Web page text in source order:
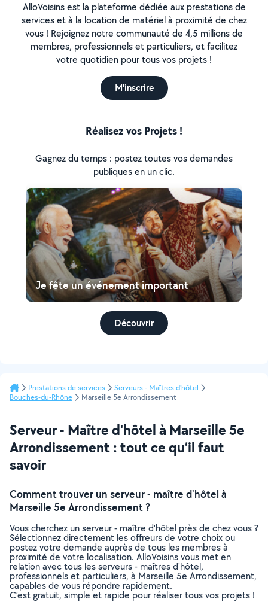
AlloVoisins est la plateforme dédiée aux prestations de
services et à la location de matériel à proximité de chez
vous ! Rejoignez notre communauté de 4,5 millions de
membres, professionnels et particuliers, et facilitez
votre quotidien pour tous vos projets !
M'inscrire
Réalisez vos Projets !
Gagnez du temps : postez toutes vos demandes
publiques en un clic.
Je fête un événement important
Découvrir
Prestations de services
Serveurs - Maîtres d'hôtel
Bouches-du-Rhône
Marseille 5e Arrondissement
Serveur - Maître d'hôtel à Marseille 5e
Arrondissement : tout ce qu’il faut
savoir
Comment trouver un serveur - maître d'hôtel à
Marseille 5e Arrondissement ?
Vous cherchez un serveur - maître d'hôtel près de chez vous ?
Sélectionnez directement les offreurs de votre choix ou
postez votre demande auprès de tous les membres à
proximité de votre localisation. AlloVoisins vous met en
relation avec tous les serveurs - maîtres d'hôtel,
professionnels et particuliers, à Marseille 5e Arrondissement,
capables de vous répondre rapidement.
C’est gratuit, simple et rapide pour réaliser tous vos projets !